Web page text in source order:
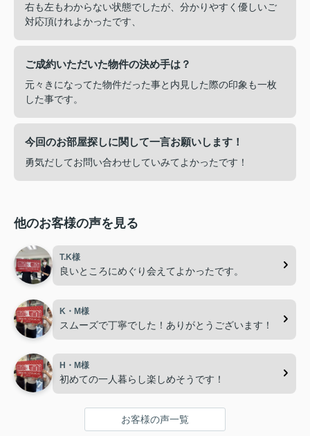
右も左もわからない状態でしたが、分かりやすく優しいご
対応頂けれよかったです、
ご成約いただいた物件の決め手は？
元々きになってた物件だった事と内見した際の印象も一枚
した事です。
今回のお部屋探しに関して一言お願いします！
勇気だしてお問い合わせしていみてよかったです！
他のお客様の声を見る
T.K様
良いところにめぐり会えてよかったです。
K・M様
スムーズで丁寧でした！ありがとうございます！
H・M様
初めての一人暮らし楽しめそうです！
お客様の声一覧